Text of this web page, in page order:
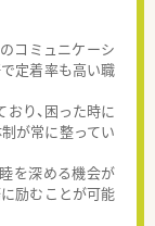
コミュニケーシ
定着率も高い職
り、困った時に
が常に整ってい
を深める機会が
励むことが可能